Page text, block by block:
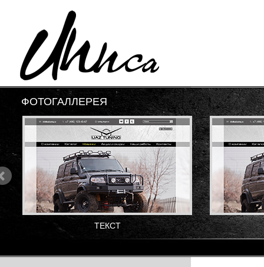
ФОТОГАЛЛЕРЕЯ
ТЕКСТ